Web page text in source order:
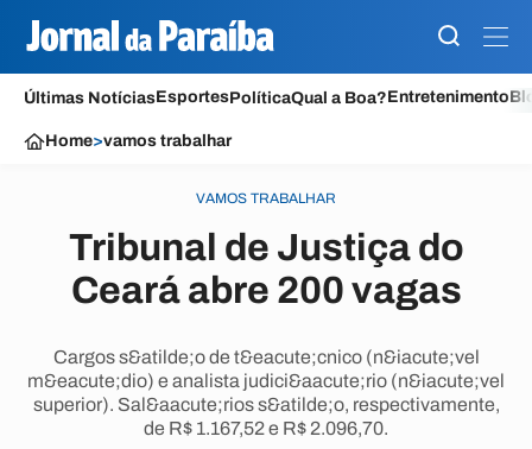
Últimas NotíciasEsportesPolíticaQual a Boa?Entretenimento
Home>vamos trabalhar
VAMOS TRABALHAR
Tribunal de Justiça do
Ceará abre 200 vagas
Cargos s&atilde;o de t&eacute;cnico (n&iacute;vel
m&eacute;dio) e analista judici&aacute;rio (n&iacute;vel
superior). Sal&aacute;rios s&atilde;o, respectivamente,
de R$ 1.167,52 e R$ 2.096,70.